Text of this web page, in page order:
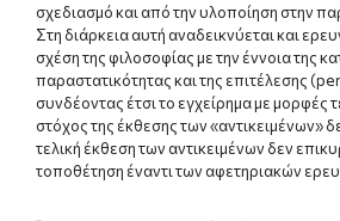
σχεδιασμό και από την υλοποίηση στην
Στη διάρκεια αυτή αναδεικνύεται και
σχέση της φιλοσοφίας με την έννοια της
παραστατικότητας και της επιτέλεσης
συνδέοντας έτσι το εγχείρημα με μορφές
στόχος της έκθεσης των «αντικειμένων»
τελική έκθεση των αντικειμένων δεν
τοποθέτηση έναντι των αφετηριακών